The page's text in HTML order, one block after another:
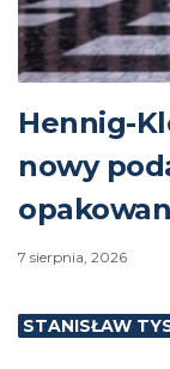
Hennig-
nowy
7 sierpnia, 2026
STANISŁAW